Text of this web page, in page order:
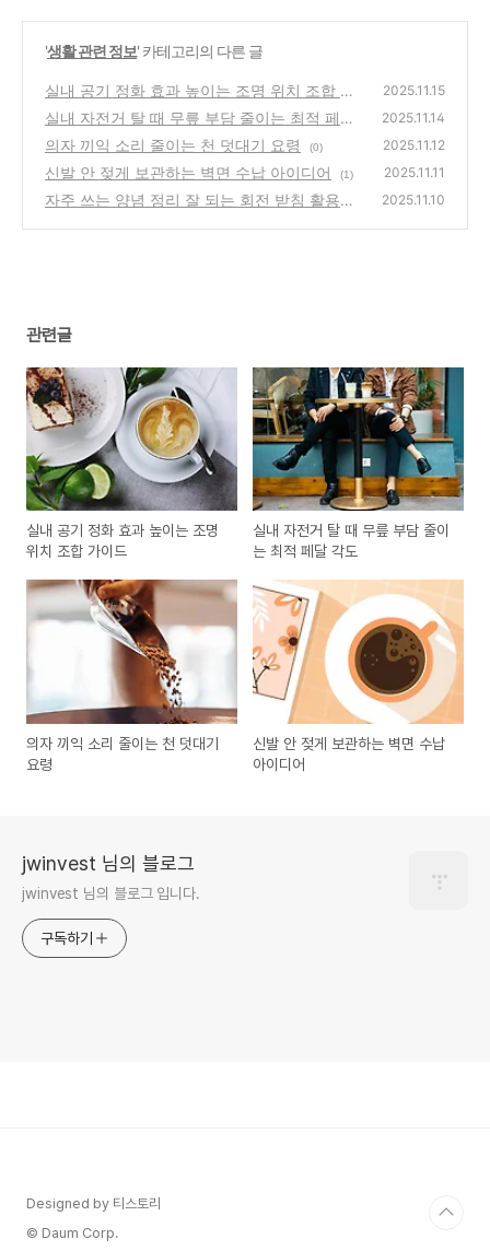
'생활 관련 정보' 카테고리의 다른 글
실내 공기 정화 효과 높이는 조명 위치 조합 가
이드
(0)
2025.11.15
실내 자전거 탈 때 무릎 부담 줄이는 최적 페달
각도
(0)
2025.11.14
의자 끼익 소리 줄이는 천 덧대기 요령 (0) 2025.11.12
신발 안 젖게 보관하는 벽면 수납 아이디어 (1) 2025.11.11
자주 쓰는 양념 정리 잘 되는 회전 받침 활용법 2025.11.10
관련글
실내 공기 정화 효과 높이는 조명
위치 조합 가이드
실내 자전거 탈 때 무릎 부담 줄이
는 최적 페달 각도
의자 끼익 소리 줄이는 천 덧대기
요령
신발 안 젖게 보관하는 벽면 수납
아이디어
jwinvest 님의 블로그
jwinvest 님의 블로그 입니다.
구독하기
Designed by 티스토리
© Daum Corp.